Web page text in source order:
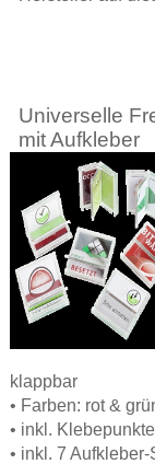
Universelle
mit Aufkleber
klappbar
• Farben: rot &
• inkl. Klebepunkte
• inkl. 7